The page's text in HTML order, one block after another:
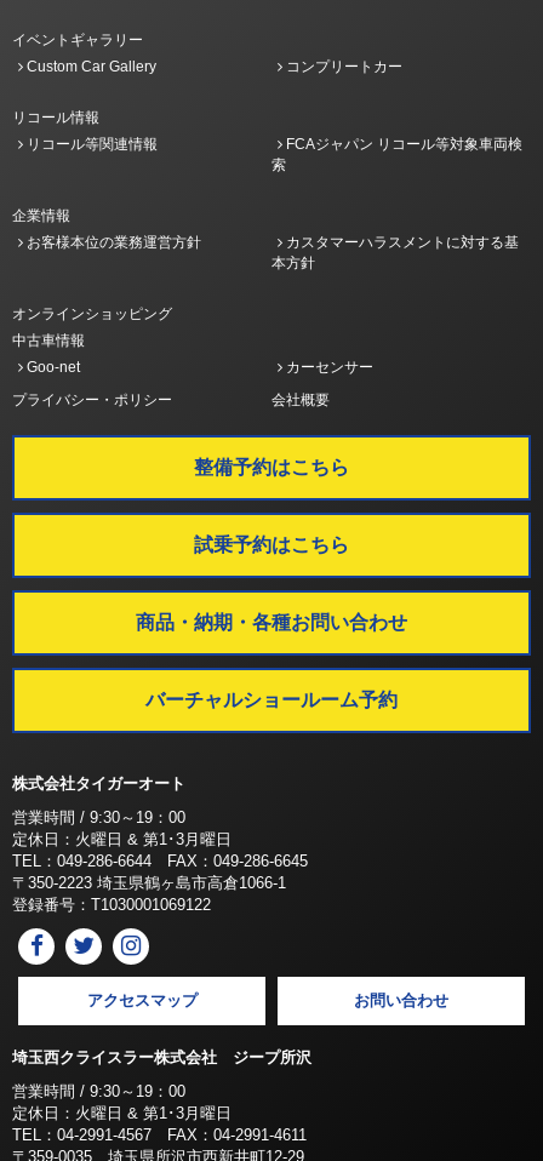
イベントギャラリー
Custom Car Gallery
コンプリートカー
リコール情報
リコール等関連情報
FCAジャパン リコール等対象車両検
索
企業情報
お客様本位の業務運営方針
カスタマーハラスメントに対する基
本方針
オンラインショッピング
中古車情報
Goo-net
カーセンサー
プライバシー・ポリシー
会社概要
整備予約はこちら
試乗予約はこちら
商品・納期・各種お問い合わせ
バーチャルショールーム予約
株式会社タイガーオート
営業時間 / 9:30～19：00
定休日：火曜日 & 第1･3月曜日
TEL：049-286-6644 FAX：049-286-6645
〒350-2223 埼玉県鶴ヶ島市高倉1066-1
登録番号：T1030001069122
アクセスマップ お問い合わせ
埼玉西クライスラー株式会社 ジープ所沢
営業時間 / 9:30～19：00
定休日：火曜日 & 第1･3月曜日
TEL：04-2991-4567 FAX：04-2991-4611
〒359-0035 埼玉県所沢市西新井町12-29